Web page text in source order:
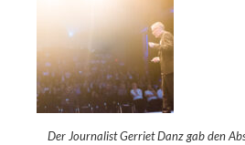
Der Journalist Gerriet Danz gab den